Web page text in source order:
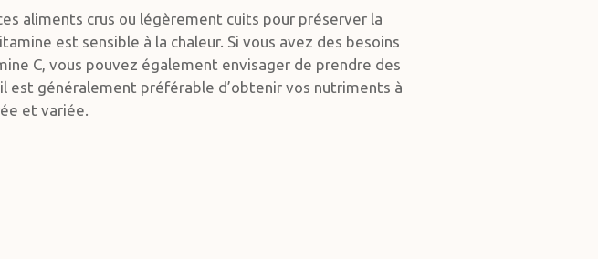
aliments crus ou légèrement cuits pour préserver la
est sensible à la chaleur. Si vous avez des besoins
C, vous pouvez également envisager de prendre des
est généralement préférable d’obtenir vos nutriments à
et variée.